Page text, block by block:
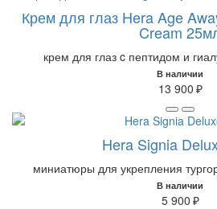
Крем для глаз Hera Age
Cream
крем для глаз c пептидом и
В наличии
13 900 ₽
Hera Signia
миниатюры для укрепления
В наличии
5 900 ₽